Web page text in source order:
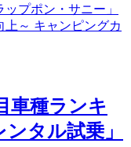
プポン・サニー」
～ キャンピングカ
車種ランキ
タル試乗」